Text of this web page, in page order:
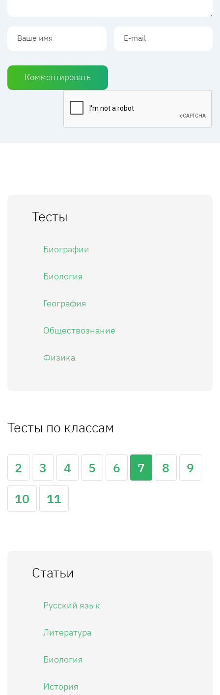
Комментировать
Тесты
Биографии
Биология
География
Обществознание
Физика
Тесты по классам
2 3 4 5 6 7 8
9
10
11
Статьи
Русский язык
Литература
Биология
История